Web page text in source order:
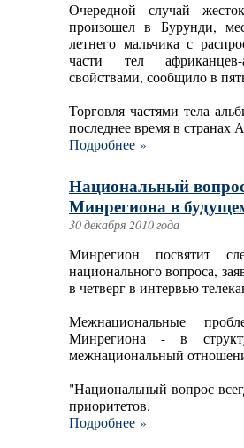
Очередной случай
произошел в Бурунди,
летнего мальчика с
части тел африканцев-
свойствами, сообщило в
Торговля частями тела
последнее время в странах
Подробнее »
Национальный
Минрегиона в
30 декабря 2010 года
Минрегион посвятит
национального вопроса,
в четверг в интервью
Межнациональные
Минрегиона - в
межнациональный
"Национальный вопрос
приоритетов.
Подробнее »